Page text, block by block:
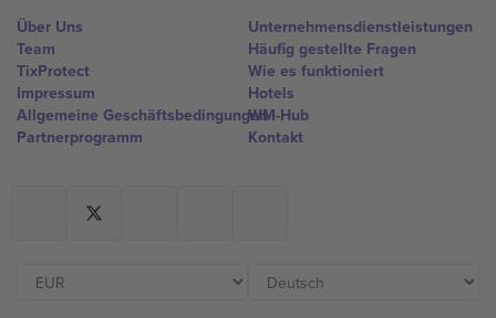
Über Uns
Team
TixProtect
Impressum
Allgemeine Geschäftsbedingungen
Partnerprogramm
Unternehmensdienstleistungen
Häufig gestellte Fragen
Wie es funktioniert
Hotels
WM-Hub
Kontakt